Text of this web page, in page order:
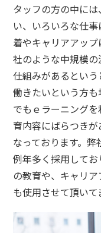
タッフの方の中に
い、いろいろな仕
着やキャリアアッ
社のような中規模
仕組みがあるとい
働きたいという方
でもｅラーニング
育内容にばらつき
なっております。
例年多く採用して
の教育や、キャリ
も使用させて頂いて